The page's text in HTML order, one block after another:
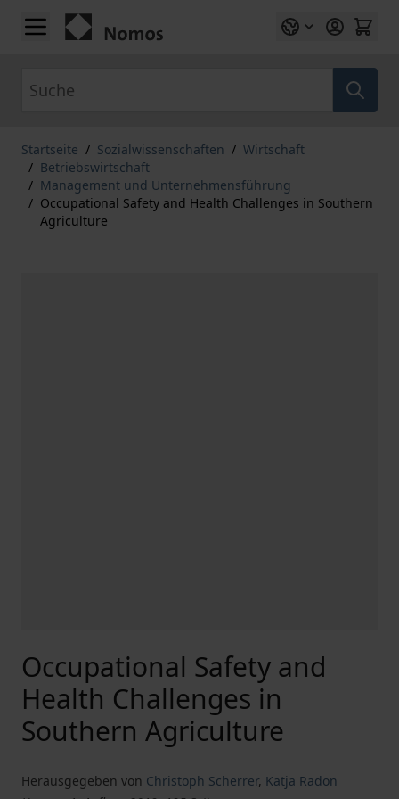
Zum Inhalt springen
Startseite / Sozialwissenschaften / Wirtschaft
/ Betriebswirtschaft
/ Management und Unternehmensführung
/ Occupational Safety and Health Challenges in Southern
Agriculture
Occupational Safety and
Health Challenges in
Southern Agriculture
Herausgegeben von Christoph Scherrer, Katja Radon